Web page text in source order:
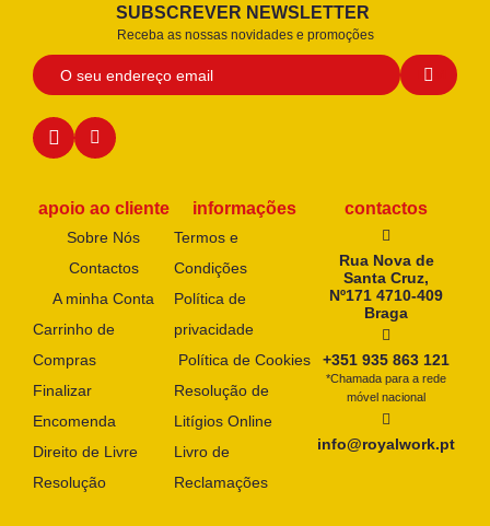
SUBSCREVER NEWSLETTER
Receba as nossas novidades e promoções
apoio ao cliente
Sobre Nós
Contactos
A minha Conta
Carrinho de
Compras
Finalizar
Encomenda
Direito de Livre
Resolução
informações
Termos e
Condições
Política de
privacidade
Política de Cookies
Resolução de
Litígios Online
Livro de
Reclamações
contactos
Rua Nova de
Santa Cruz,
Nº171 4710-409
Braga
+351 935 863 121
*Chamada para a rede
móvel nacional
info@royalwork.pt